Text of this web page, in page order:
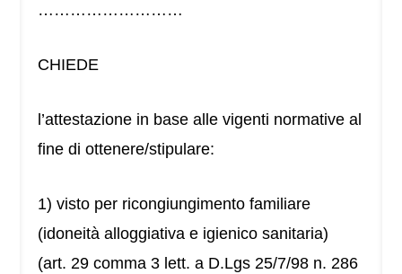
………………………
CHIEDE
l’attestazione in base alle vigenti normative al
fine di ottenere/stipulare:
1) visto per ricongiungimento familiare
(idoneità alloggiativa e igienico sanitaria)
(art. 29 comma 3 lett. a D.Lgs 25/7/98 n. 286